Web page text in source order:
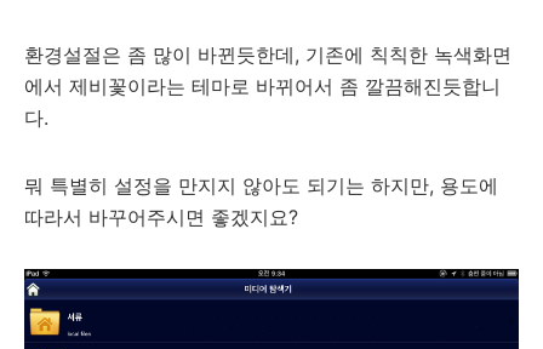
환경설절은 좀 많이 바뀐듯한데, 기존에 칙칙한 녹색화면
에서 제비꽃이라는 테마로 바뀌어서 좀 깔끔해진듯합니
다.
뭐 특별히 설정을 만지지 않아도 되기는 하지만, 용도에
따라서 바꾸어주시면 좋겠지요?